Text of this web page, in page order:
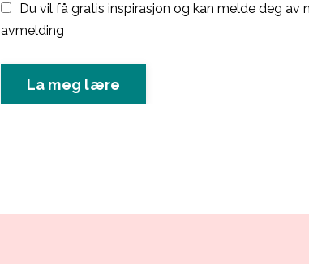
Du vil få gratis inspirasjon og kan melde deg av
avmelding
La meg lære